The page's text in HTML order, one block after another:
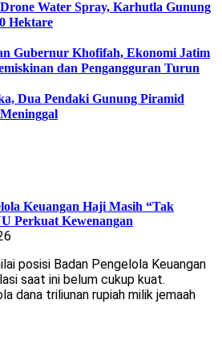
Water Spray, Karhutla Gunung
Hektare
Gubernur Khofifah, Ekonomi Jatim
dan Pengangguran Turun
Dua Pendaki Gunung Piramid
Keuangan Haji Masih “Tak
Perkuat Kewenangan
posisi Badan Pengelola Keuangan
saat ini belum cukup kuat.
dana triliunan rupiah milik jemaah